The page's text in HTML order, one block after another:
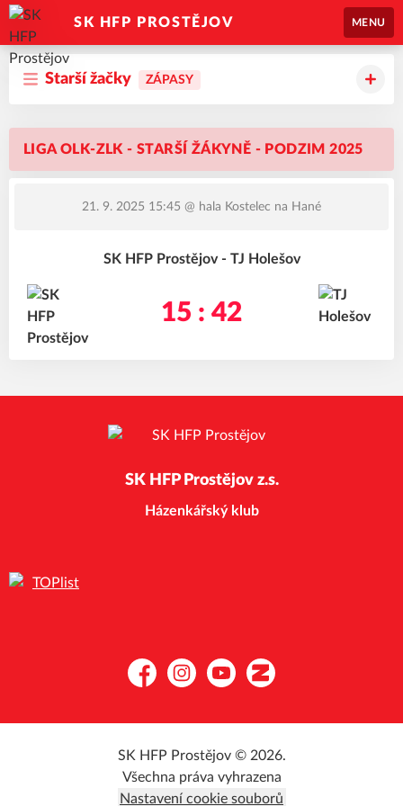
SK HFP PROSTĚJOV MENU
Starší žačky ZÁPASY
LIGA OLK-ZLK - STARŠÍ ŽÁKYNĚ - PODZIM 2025
21. 9. 2025 15:45 @ hala Kostelec na Hané
SK HFP Prostějov - TJ Holešov
15 : 42
SK HFP Prostějov z.s.
Házenkářský klub
FacebookInstagramYouTubeZonerama
SK HFP Prostějov © 2026.
Všechna práva vyhrazena
Nastavení cookie souborů